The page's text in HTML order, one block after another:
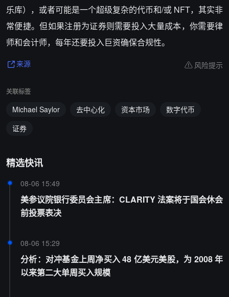
乐库），或者可能是一个超级复杂的代币和/或 NFT，其实非
常便捷。但如果注册为证券则需要投入大量成本，你需要律
师和会计师，每年还要投入巨资确保合规性。
来源 风险提示
关联标签
Michael Saylor 去中心化 资本市场
数字代币
证券
精选快讯
08-06 15:49
美参议院银行委员会主席：CLARITY 法案将于国会休会
前投票表决
08-06 15:29
分析：对冲基金上周净买入 48 亿美元美股，为 2008 年
以来第二大单周买入规模